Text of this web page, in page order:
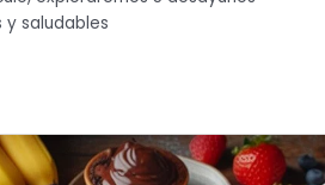
y saludables